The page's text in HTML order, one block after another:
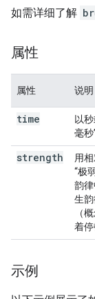
如需详细了解
属性
属性 说明
time
以
毫秒
strength
用
“极
韵
生
（
着停
示例